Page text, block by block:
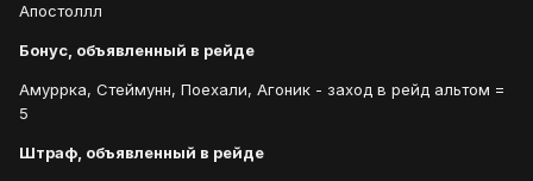
Апостоллл
Бонус, объявленный в рейде
Амуррка, Стеймунн, Поехали, Агоник - заход в рейд альтом =
5
Штраф, объявленный в рейде